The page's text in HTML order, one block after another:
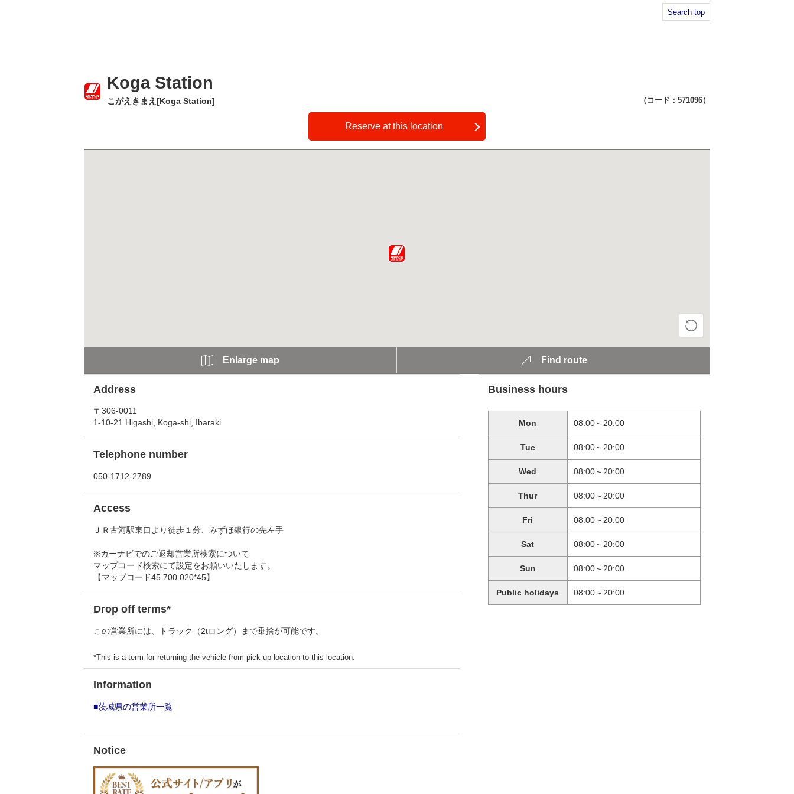
Search top
Koga Station
こがえきまえ[Koga Station] （コード：571096）
Reserve at this location
Enlarge map Find route
Address
〒306-0011
1-10-21 Higashi, Koga-shi, Ibaraki
Telephone number
050-1712-2789
Access
ＪＲ古河駅東口より徒歩１分、みずほ銀行の先左手
※カーナビでのご返却営業所検索について
マップコード検索にて設定をお願いいたします。
【マップコード45 700 020*45】
Business hours
Mon 08:00～20:00
Tue 08:00～20:00
Wed 08:00～20:00
Thur 08:00～20:00
Fri 08:00～20:00
Sat 08:00～20:00
Sun 08:00～20:00
Public holidays 08:00～20:00
Drop off terms*
この営業所には、トラック（2tロング）まで乗捨が可能です。
*This is a term for returning the vehicle from pick-up location to this location.
Information
■茨城県の営業所一覧
Notice